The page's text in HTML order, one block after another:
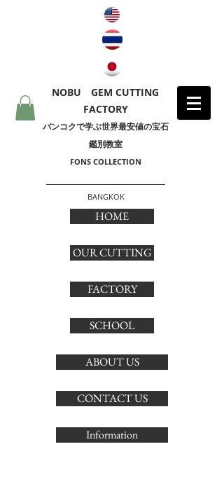
NOBU GEM CUTTING
FACTORY
​バンコクで学ぶ世界最安値の宝石
鑑別教室
FONS COLLECTION
BANGKOK
HOME
OUR CUTTING
FACTORY
SCHOOL
ABOUT US
CONTACT US
Information